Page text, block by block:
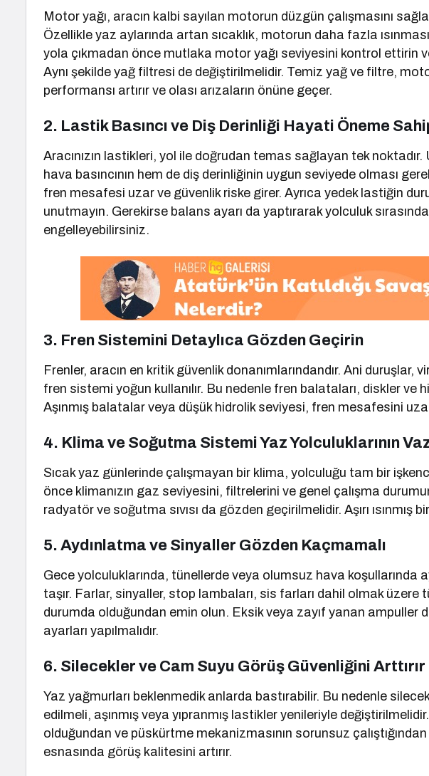
Motor yağı, aracın kalbi sayılan motorun düzgün çalışmasını
Özellikle yaz aylarında artan sıcaklık, motorun daha fazla
yola çıkmadan önce mutlaka motor yağı seviyesini kontrol ettirin
Aynı şekilde yağ filtresi de değiştirilmelidir. Temiz yağ ve filtre,
performansı artırır ve olası arızaların önüne geçer.
2. Lastik Basıncı ve Diş Derinliği Hayati Öneme
Aracınızın lastikleri, yol ile doğrudan temas sağlayan tek
hava basıncının hem de diş derinliğinin uygun seviyede olması
fren mesafesi uzar ve güvenlik riske girer. Ayrıca yedek lastiğin
unutmayın. Gerekirse balans ayarı da yaptırarak yolculuk
engelleyebilirsiniz.
3. Fren Sistemini Detaylıca Gözden Geçirin
Frenler, aracın en kritik güvenlik donanımlarındandır. Ani
fren sistemi yoğun kullanılır. Bu nedenle fren balataları, diskler ve
Aşınmış balatalar veya düşük hidrolik seviyesi, fren mesafesini
4. Klima ve Soğutma Sistemi Yaz Yolculuklarının
Sıcak yaz günlerinde çalışmayan bir klima, yolculuğu tam bir
önce klimanızın gaz seviyesini, filtrelerini ve genel çalışma
radyatör ve soğutma sıvısı da gözden geçirilmelidir. Aşırı ısınmış
5. Aydınlatma ve Sinyaller Gözden Kaçmamalı
Gece yolculuklarında, tünellerde veya olumsuz hava koşullarında
taşır. Farlar, sinyaller, stop lambaları, sis farları dahil olmak üzere
durumda olduğundan emin olun. Eksik veya zayıf yanan ampuller
ayarları yapılmalıdır.
6. Silecekler ve Cam Suyu Görüş Güvenliğini Arttırır
Yaz yağmurları beklenmedik anlarda bastırabilir. Bu nedenle
edilmeli, aşınmış veya yıpranmış lastikler yenileriyle
olduğundan ve püskürtme mekanizmasının sorunsuz
esnasında görüş kalitesini artırır.